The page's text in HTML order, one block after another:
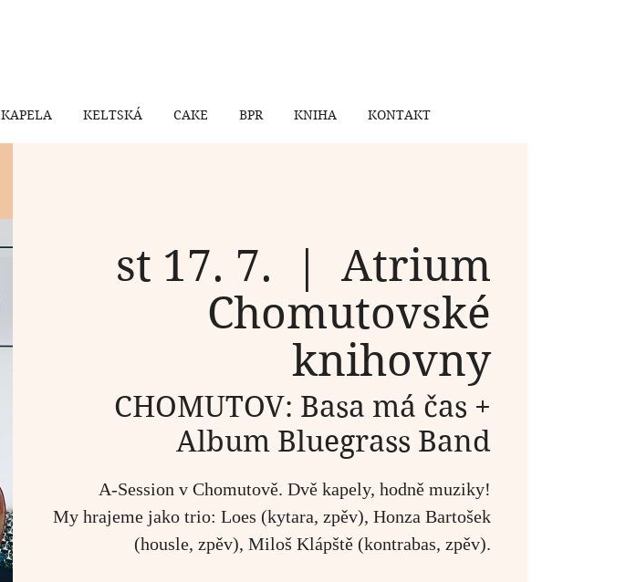
KAPELA KELTSKÁ CAKE BPR KNIHA KONTAKT
st 17. 7.
  |
Atrium
Chomutovské
knihovny
CHOMUTOV: Basa má čas +
Album Bluegrass Band
A-Session v Chomutově. Dvě kapely, hodně muziky!
My hrajeme jako trio: Loes (kytara, zpěv), Honza Bartošek
(housle, zpěv), Miloš Klápště (kontrabas, zpěv).